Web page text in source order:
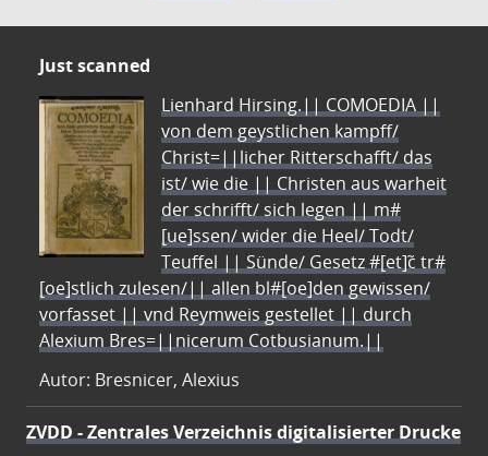
Just scanned
Lienhard Hirsing.|| COMOEDIA ||
von dem geystlichen kampff/
Christ=||licher Ritterschafft/ das
ist/ wie die || Christen aus warheit
der schrifft/ sich legen || m#
[ue]ssen/ wider die Heel/ Todt/
Teuffel || Sünde/ Gesetz #[et]c̃ tr#
[oe]stlich zulesen/|| allen bl#[oe]den gewissen/
vorfasset || vnd Reymweis gestellet || durch
Alexium Bres=||nicerum Cotbusianum.||
Autor: Bresnicer, Alexius
ZVDD - Zentrales Verzeichnis digitalisierter Drucke